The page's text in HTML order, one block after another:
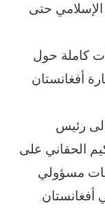
حتى
كاملة حول
أفغانستان
رئيس
الحقاني على
مسؤولي
أفغانستان.